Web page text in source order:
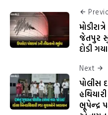
જેતપુર
દોડી ગયા
Next
પોલીસ
ભૂપેન્દ્ર